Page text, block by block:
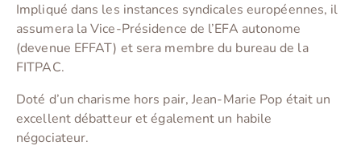
Impliqué dans les instances syndicales européennes, il
assumera la Vice-Présidence de l’EFA autonome
(devenue EFFAT) et sera membre du bureau de la
FITPAC.
Doté d’un charisme hors pair, Jean-Marie Pop était un
excellent débatteur et également un habile
négociateur.